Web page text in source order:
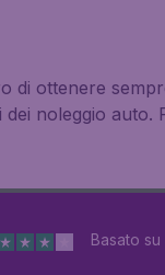
di ottenere
noleggio
Basato su